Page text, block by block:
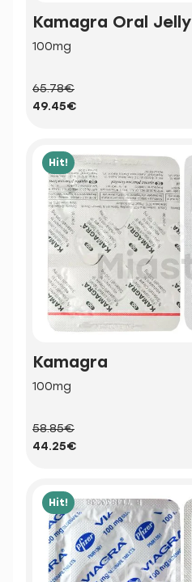
Kamagra Oral Jelly
100mg
65.78€
49.45€
Hit!
Kamagra
100mg
58.85€
44.25€
Hit!